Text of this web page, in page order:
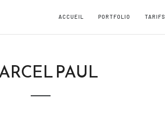
ACCUEIL PORTFOLIO TARIFS
PAUL